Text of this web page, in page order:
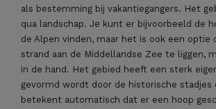
als bestemming bij vakantiegangers. Het
qua landschap. Je kunt er bijvoorbeeld de
de Alpen vinden, maar het is ook een optie
strand aan de Middellandse Zee te liggen,
in de hand. Het gebied heeft een sterk
gevormd wordt door de historische stadjes
betekent automatisch dat er een hoop